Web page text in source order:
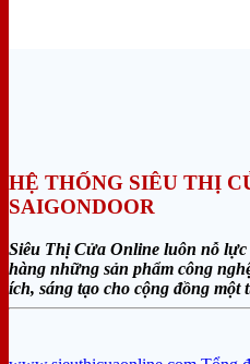
HỆ THỐNG SIÊU THỊ
SAIGONDOOR
Siêu Thị Cửa Online luôn nỗ lực
hàng những sản phẩm công
ích, sáng tạo cho cộng đồng